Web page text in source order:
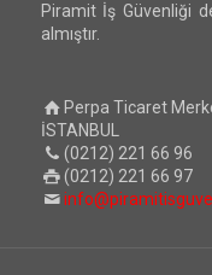
Piramit İş Güvenliği
almıştır.
Perpa Ticaret
İSTANBUL
(0212) 221 66 96
(0212) 221 66 97